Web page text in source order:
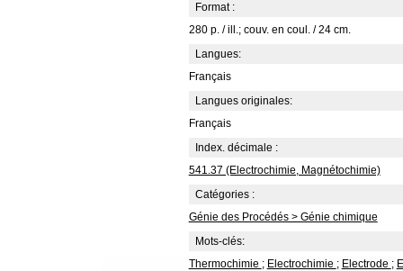
Format :
280 p. / ill.; couv. en coul. / 24 cm.
Langues:
Français
Langues originales:
Français
Index. décimale :
541.37 (Electrochimie, Magnétochimie)
Catégories :
Génie des Procédés > Génie chimique
Mots-clés:
Thermochimie ; Electrochimie ; Electrode ;